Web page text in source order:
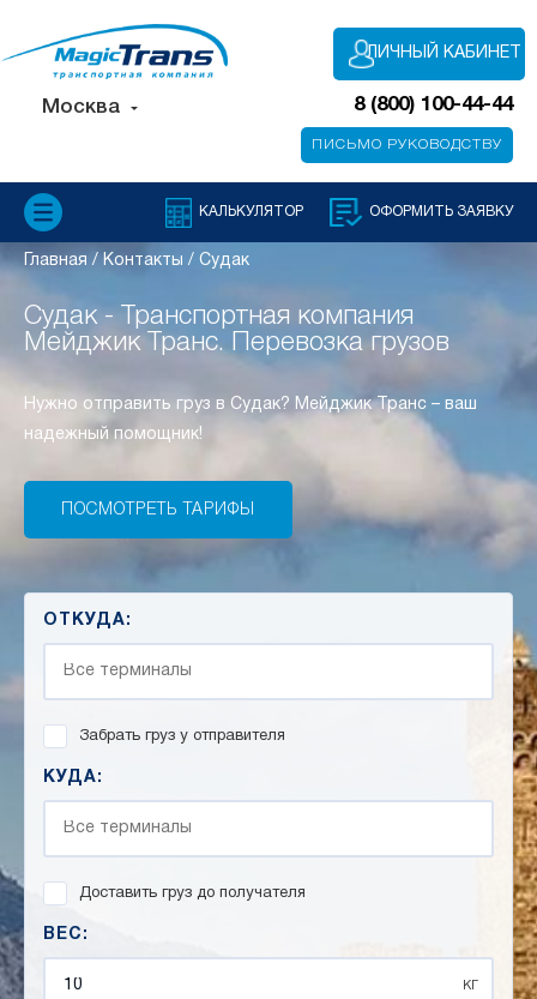
Москва 8 (800) 100-44-44
ЛИЧНЫЙ КАБИНЕТ
ПИСЬМО РУКОВОДСТВУ
КАЛЬКУЛЯТОР ОФОРМИТЬ ЗАЯВКУ
Главная / Контакты / Судак
Судак - Транспортная компания
Мейджик Транс. Перевозка грузов
Нужно отправить груз в Судак? Мейджик Транс – ваш
надежный помощник!
ПОСМОТРЕТЬ ТАРИФЫ
ОТКУДА:
Забрать груз у отправителя
КУДА:
Доставить груз до получателя
ВЕС:
кг